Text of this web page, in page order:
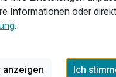
Informationen oder
.
anzeigen Ich